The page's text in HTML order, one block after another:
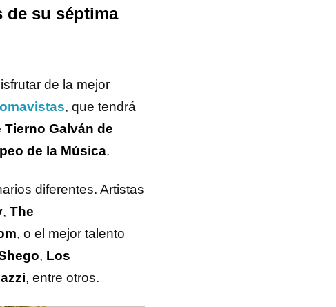
de su séptima
de la mejor
, que tendrá
Tierno Galván de
de la Música.
diferentes. Artistas
, The
, o el mejor talento
, Los
, entre otros.